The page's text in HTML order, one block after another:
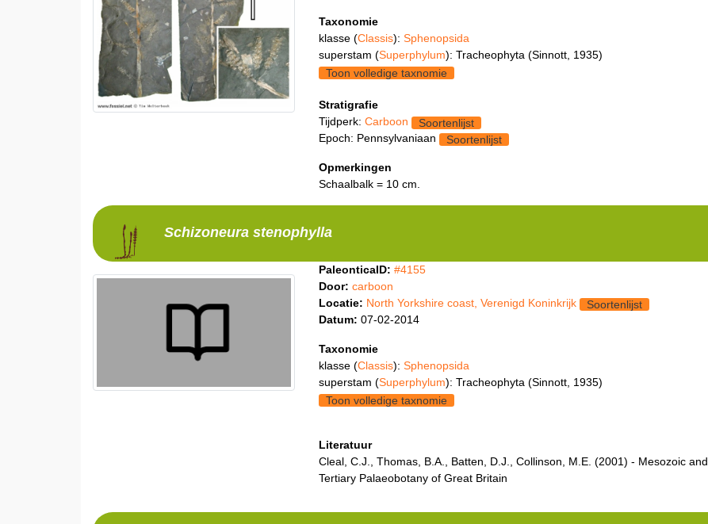
Taxonomie
klasse (Classis): Sphenopsida
superstam (Superphylum): Tracheophyta (Sinnott, 1935)
Toon volledige taxnomie
Stratigrafie
Tijdperk: Carboon
Soortenlijst
Epoch: Pennsylvaniaan
Soortenlijst
Opmerkingen
Schaalbalk = 10 cm.
Schizoneurastenophylla
PaleonticaID: #4155
Door: carboon
Locatie: North Yorkshire coast, Verenigd Koninkrijk
Soortenlijst
Datum: 07-02-2014
Taxonomie
klasse (Classis): Sphenopsida
superstam (Superphylum): Tracheophyta (Sinnott, 1935)
Toon volledige taxnomie
Literatuur
Cleal, C.J., Thomas, B.A., Batten, D.J., Collinson, M.E. (2001) - Mesozoic and
Tertiary Palaeobotany of Great Britain